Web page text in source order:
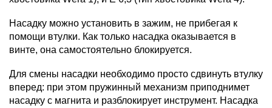
Насадку можно установить в зажим, не прибегая к
помощи втулки. Как только насадка оказывается в
винте, она самостоятельно блокируется.
Для смены насадки необходимо просто сдвинуть втулку
вперед: при этом пружинный механизм приподнимет
насадку с магнита и разблокирует инструмент. Насадка